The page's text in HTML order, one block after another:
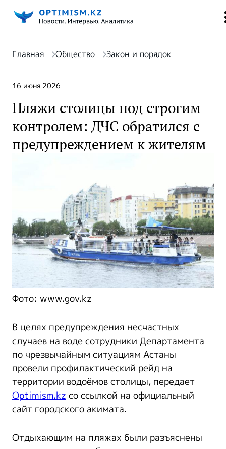
Главная Общество Закон и порядок
16 июня 2026
Пляжи столицы под строгим
контролем: ДЧС обратился с
предупреждением к жителям
Фото: www.gov.kz
В целях предупреждения несчастных
случаев на воде сотрудники Департамента
по чрезвычайным ситуациям Астаны
провели профилактический рейд на
территории водоёмов столицы, передает
Optimism.kz со ссылкой на официальный
сайт городского акимата.
Отдыхающим на пляжах были разъяснены